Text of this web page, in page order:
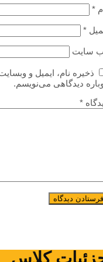
*
*
سایت
ذخیره نام، ایمیل و
دیدگاهی می‌نویسم.
*